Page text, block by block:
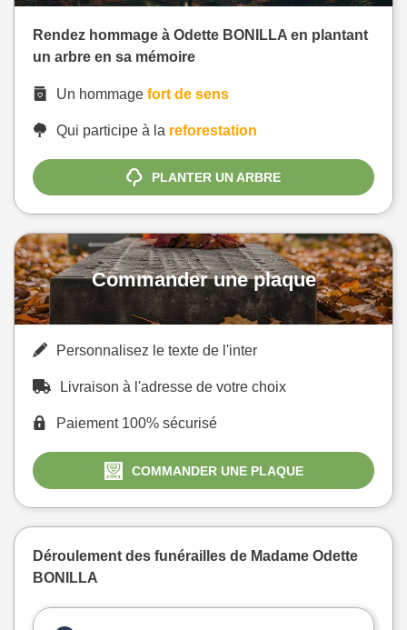
Rendez hommage à Odette BONILLA en plantant
un arbre en sa mémoire
Un hommage fort de sens
Qui participe à la reforestation
PLANTER UN ARBRE
Commander une plaque
Personnalisez le texte de l'inter
Livraison à l'adresse de votre choix
Paiement 100% sécurisé
COMMANDER UNE PLAQUE
Déroulement des funérailles de Madame Odette
BONILLA